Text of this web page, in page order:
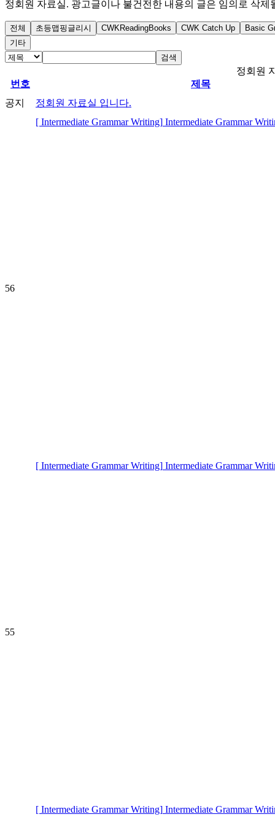
정회원 자료실. 광고글이나 불건전한 내용의 글은 임의로 삭제
전체 초등맵핑글리시 CWKReadingBooks CWK Catch Up
Basic
기타
검색
정회원
번호
제목
공지
정회원 자료실 입니다.
56
[ Intermediate Grammar Writing] Intermediate Grammar
55
[ Intermediate Grammar Writing] Intermediate Grammar
[ Intermediate Grammar Writing] Intermediate Grammar